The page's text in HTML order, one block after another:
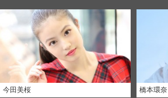
今田美桜 橋本環奈